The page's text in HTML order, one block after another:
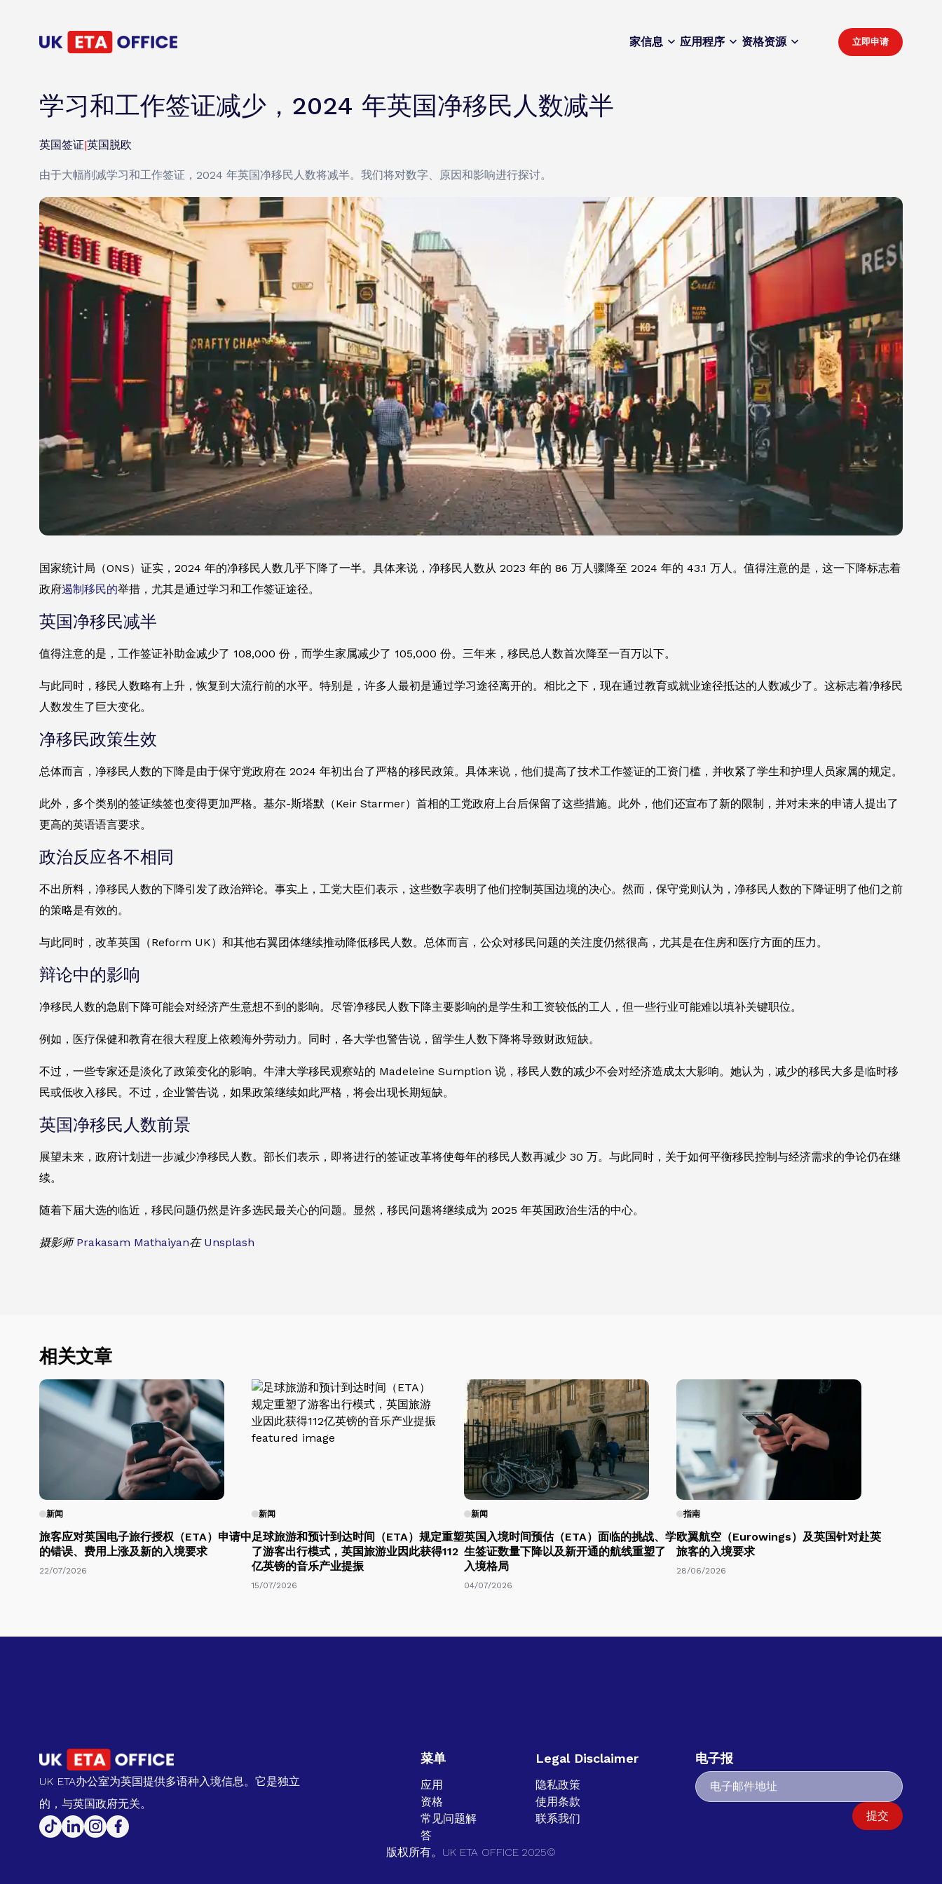
家信息 应用程序 资格资源 立即申请
学习和工作签证减少，2024 年英国净移民人数减半
英国签证|英国脱欧
由于大幅削减学习和工作签证，2024 年英国净移民人数将减半。我们将对数字、原因和影响进行探讨。
国家统计局（ONS）证实，2024 年的净移民人数几乎下降了一半。具体来说，净移民人数从 2023 年的 86 万人骤降至 2024 年的 43.1 万人。值得注意的是，这一下降标志着
政府遏制移民的举措，尤其是通过学习和工作签证途径。
英国净移民减半
值得注意的是，工作签证补助金减少了 108,000 份，而学生家属减少了 105,000 份。三年来，移民总人数首次降至一百万以下。
与此同时，移民人数略有上升，恢复到大流行前的水平。特别是，许多人最初是通过学习途径离开的。相比之下，现在通过教育或就业途径抵达的人数减少了。这标志着净移民
人数发生了巨大变化。
净移民政策生效
总体而言，净移民人数的下降是由于保守党政府在 2024 年初出台了严格的移民政策。具体来说，他们提高了技术工作签证的工资门槛，并收紧了学生和护理人员家属的规定。
此外，多个类别的签证续签也变得更加严格。基尔-斯塔默（Keir Starmer）首相的工党政府上台后保留了这些措施。此外，他们还宣布了新的限制，并对未来的申请人提出了
更高的英语语言要求。
政治反应各不相同
不出所料，净移民人数的下降引发了政治辩论。事实上，工党大臣们表示，这些数字表明了他们控制英国边境的决心。然而，保守党则认为，净移民人数的下降证明了他们之前
的策略是有效的。
与此同时，改革英国（Reform UK）和其他右翼团体继续推动降低移民人数。总体而言，公众对移民问题的关注度仍然很高，尤其是在住房和医疗方面的压力。
辩论中的影响
净移民人数的急剧下降可能会对经济产生意想不到的影响。尽管净移民人数下降主要影响的是学生和工资较低的工人，但一些行业可能难以填补关键职位。
例如，医疗保健和教育在很大程度上依赖海外劳动力。同时，各大学也警告说，留学生人数下降将导致财政短缺。
不过，一些专家还是淡化了政策变化的影响。牛津大学移民观察站的 Madeleine Sumption 说，移民人数的减少不会对经济造成太大影响。她认为，减少的移民大多是临时移
民或低收入移民。不过，企业警告说，如果政策继续如此严格，将会出现长期短缺。
英国净移民人数前景
展望未来，政府计划进一步减少净移民人数。部长们表示，即将进行的签证改革将使每年的移民人数再减少 30 万。与此同时，关于如何平衡移民控制与经济需求的争论仍在继
续。
随着下届大选的临近，移民问题仍然是许多选民最关心的问题。显然，移民问题将继续成为 2025 年英国政治生活的中心。
摄影师Prakasam Mathaiyan在 Unsplash
相关文章
新闻
旅客应对英国电子旅行授权（ETA）申请中
的错误、费用上涨及新的入境要求
22/07/2026
新闻
足球旅游和预计到达时间（ETA）规定重塑
了游客出行模式，英国旅游业因此获得112
亿英镑的音乐产业提振
15/07/2026
新闻
英国入境时间预估（ETA）面临的挑战、学
生签证数量下降以及新开通的航线重塑了
入境格局
04/07/2026
指南
欧翼航空（Eurowings）及英国针对赴英
旅客的入境要求
28/06/2026
UK ETA办公室为英国提供多语种入境信息。它是独立
的，与英国政府无关。
菜单
应用
资格
常见问题解
答
Legal Disclaimer
隐私政策
使用条款
联系我们
电子报
提交
版权所有。UK ETA OFFICE 2025©